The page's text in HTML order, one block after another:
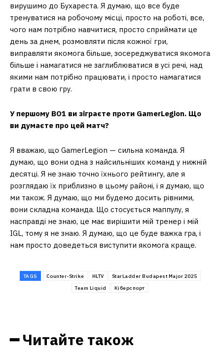
вирушимо до Бухареста. Я думаю, що все буде
тренуватися на робочому місці, просто на роботі, все,
чого нам потрібно навчитися, просто сприймати це
день за днем, розмовляти після кожної гри,
виправляти якомога більше, зосереджуватися якомога
більше і намагатися не заглиблюватися в усі речі, над
якими нам потрібно працювати, і просто намагатися
грати в свою гру.
У першому BO1 ви зіграєте проти GamerLegion. Що
ви думаєте про цей матч?
Я вважаю, що GamerLegion — сильна команда. Я
думаю, що вони одна з найсильніших команд у нижній
десятці. Я не знаю точно їхнього рейтингу, але я
розглядаю їх приблизно в цьому районі, і я думаю, що
ми також. Я думаю, що ми будемо досить рівними,
вони складна команда. Що стосується маппулу, я
насправді не знаю, це має вирішити мій тренер і мій
IGL, тому я не знаю. Я думаю, що це буде важка гра, і
нам просто доведеться виступити якомога краще.
TAGS Counter-Strike HLTV
StarLadder Budapest Major 2025
Team Liquid
Кіберспорт
━ Читайте також